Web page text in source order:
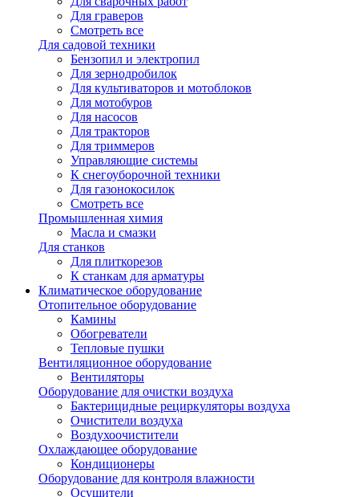
Для граверов
Смотреть все
Для садовой техники
Бензопил и электропил
Для зернодробилок
Для культиваторов и мотоблоков
Для мотобуров
Для насосов
Для тракторов
Для триммеров
Управляющие системы
К снегоуборочной техники
Для газонокосилок
Смотреть все
Промышленная химия
Масла и смазки
Для станков
Для плиткорезов
К станкам для арматуры
Климатическое оборудование
Отопительное оборудование
Камины
Обогреватели
Тепловые пушки
Вентиляционное оборудование
Вентиляторы
Оборудование для очистки воздуха
Бактерицидные рециркуляторы воздуха
Очистители воздуха
Воздухоочистители
Охлаждающее оборудование
Кондиционеры
Оборудование для контроля влажности
Осушители